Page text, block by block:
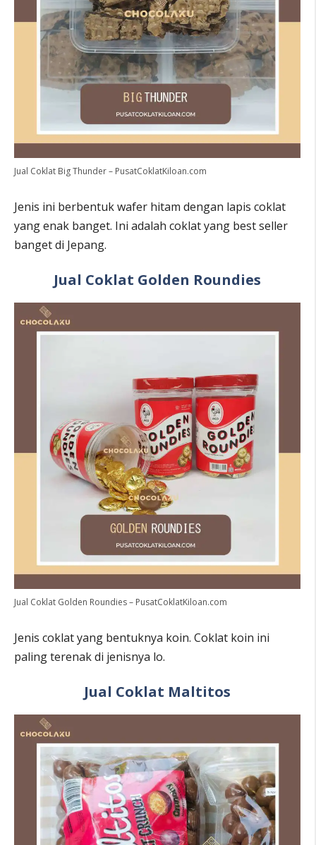
Jual Coklat Big Thunder – PusatCoklatKiloan.com
Jenis ini berbentuk wafer hitam dengan lapis coklat
yang enak banget. Ini adalah coklat yang best seller
banget di Jepang.
Jual Coklat Golden Roundies
Jual Coklat Golden Roundies – PusatCoklatKiloan.com
Jenis coklat yang bentuknya koin. Coklat koin ini
paling terenak di jenisnya lo.
Jual Coklat Maltitos